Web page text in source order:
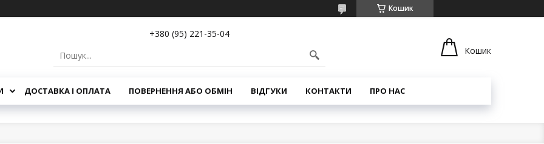
Кошик
+380 (95) 221-35-04
Кошик
ДОСТАВКА І ОПЛАТА ПОВЕРНЕННЯ АБО ОБМІН ВІДГУКИ КОНТАКТИ ПРО НАС